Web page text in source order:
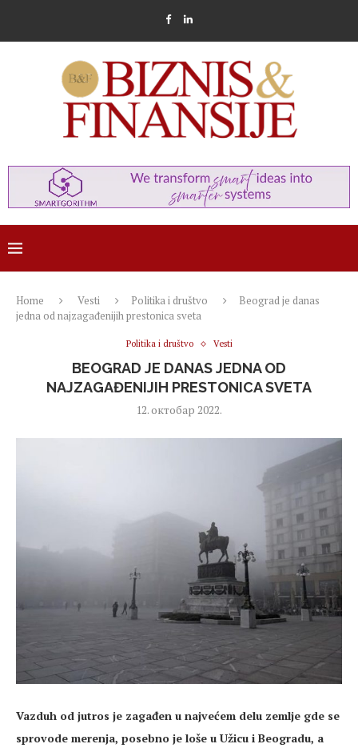
Home Vesti Politika i društvo
Beograd je danas
jedna od najzagađenijih prestonica sveta
Politika i društvo Vesti
BEOGRAD JE DANAS JEDNA OD
NAJZAGAĐENIJIH PRESTONICA SVETA
12. октобар 2022.
Vazduh od jutros je zagađen u najvećem delu zemlje gde se
sprovode merenja, posebno je loše u Užicu i Beogradu, a